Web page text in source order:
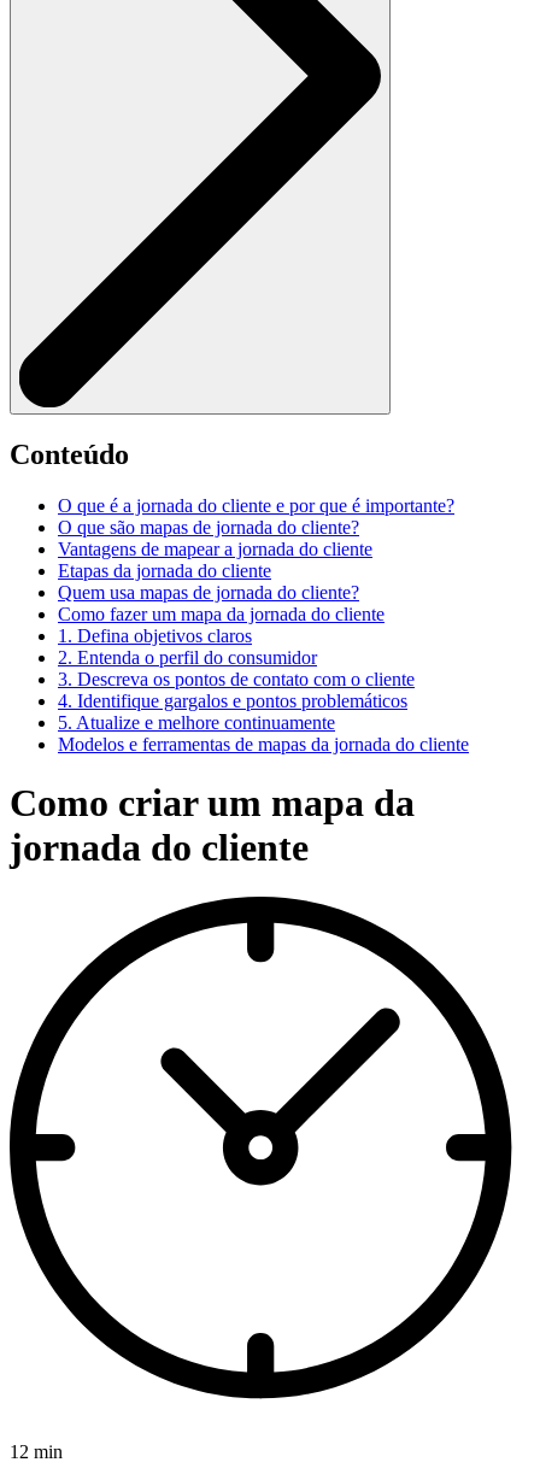
Conteúdo
O que é a jornada do cliente e por que é importante?
O que são mapas de jornada do cliente?
Vantagens de mapear a jornada do cliente
Etapas da jornada do cliente
Quem usa mapas de jornada do cliente?
Como fazer um mapa da jornada do cliente
1. Defina objetivos claros
2. Entenda o perfil do consumidor
3. Descreva os pontos de contato com o cliente
4. Identifique gargalos e pontos problemáticos
5. Atualize e melhore continuamente
Modelos e ferramentas de mapas da jornada do cliente
Como criar um mapa da
jornada do cliente
12 min